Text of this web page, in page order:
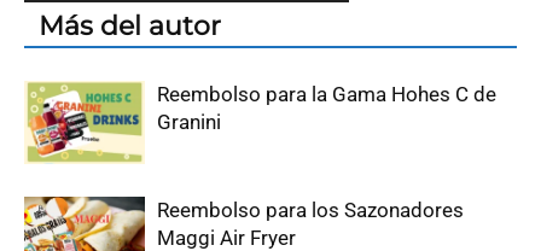
Más del autor
Reembolso para la Gama Hohes C de
Granini
Reembolso para los Sazonadores
Maggi Air Fryer